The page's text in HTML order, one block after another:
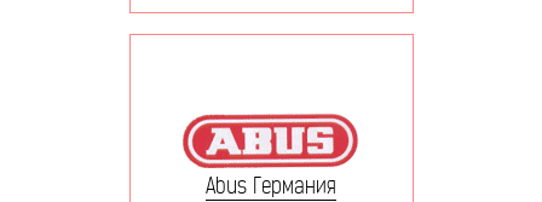
Abus Германия